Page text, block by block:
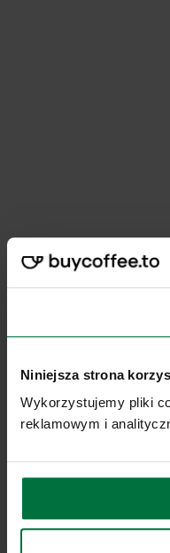
Niniejsza strona
Wykorzystujemy pliki
reklamowym i